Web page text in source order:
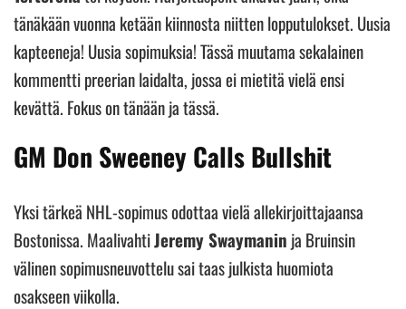
tänäkään vuonna ketään kiinnosta niitten lopputulokset. Uusia
kapteeneja! Uusia sopimuksia! Tässä muutama sekalainen
kommentti preerian laidalta, jossa ei mietitä vielä ensi
kevättä. Fokus on tänään ja tässä.
GM Don Sweeney Calls Bullshit
Yksi tärkeä NHL-sopimus odottaa vielä allekirjoittajaansa
Bostonissa. MaalivahtiJeremy Swaymanin ja Bruinsin
välinen sopimusneuvottelu sai taas julkista huomiota
osakseen viikolla.